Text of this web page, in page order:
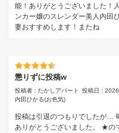
能！ありがとうございました！
ンカー嬢のスレンダー美人内田
妻おすすめします！またね
懲りずに投稿w
投稿者 : たかしアパート
投稿日 :
内田ひかる(お色気)
投稿は引退のつもりでしたが…
ありがとうございました。 ★の